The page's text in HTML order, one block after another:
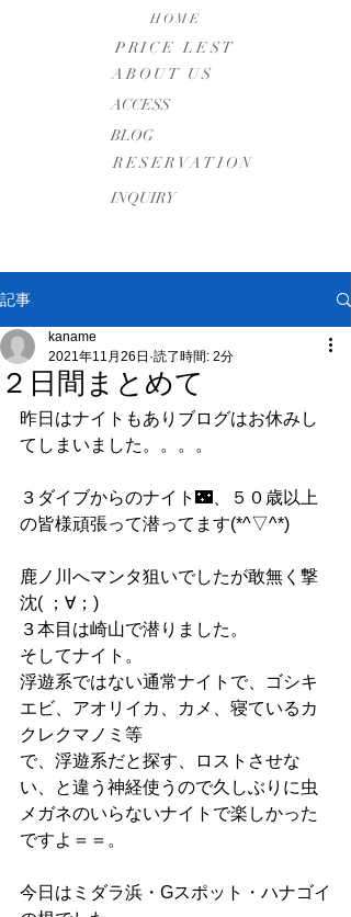
HOME
PRICE LEST
ABOUT US
​ACCESS
BLOG
RESERVATION
INQUIRY
記事
２日間まとめて
kaname
2021年11月26日 読了時間: 2分
昨日はナイトもありブログはお休みし
てしまいました。。。。
３ダイブからのナイト🌃、５０歳以上
の皆様頑張って潜ってます(*^▽^*)
鹿ノ川へマンタ狙いでしたが敢無く撃
沈( ；∀；)
３本目は崎山で潜りました。
そしてナイト。
浮遊系ではない通常ナイトで、ゴシキ
エビ、アオリイカ、カメ、寝ているカ
クレクマノミ等
で、浮遊系だと探す、ロストさせな
い、と違う神経使うので久しぶりに虫
メガネのいらないナイトで楽しかった
ですよ＝＝。
今日はミダラ浜・Gスポット・ハナゴイ